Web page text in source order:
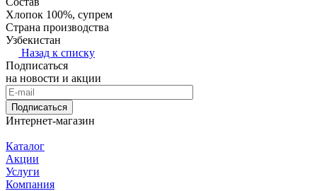
Хлопок 100%, супрем
Страна производства
Узбекистан
Назад к списку
Подписаться
на новости и акции
Подписаться
Интернет-магазин
Каталог
Акции
Услуги
Компания